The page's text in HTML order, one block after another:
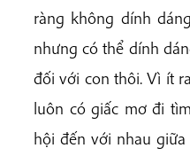
ràng không dính
nhưng có thể dính
đối với con thôi. Vì ít
luôn có giấc mơ đi
hội đến với nhau